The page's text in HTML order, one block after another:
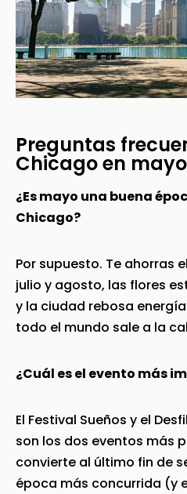
Preguntas
Chicago en mayo
¿Es mayo una buena
Chicago?
Por supuesto. Te ahorras
julio y agosto, las flores
y la ciudad rebosa
todo el mundo sale a la
¿Cuál es el evento más
El Festival Sueños y el
son los dos eventos más
convierte al último fin de
época más concurrida (y